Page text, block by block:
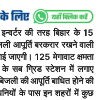
की तरह बिहार के 15
आपूर्ति बरकरार रखने वाली
जाएगी। 125 मेगावाट क्षमता
सब ग्रिड स्टेशन में लगाए
की आपूर्ति बाधित होने की
के पास इन शहरों में कुछ